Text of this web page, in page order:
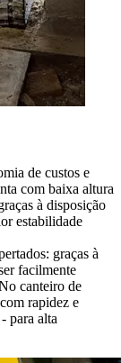
de custos e
com baixa altura
à disposição
estabilidade
graças à
facilmente
canteiro de
rapidez e
para alta